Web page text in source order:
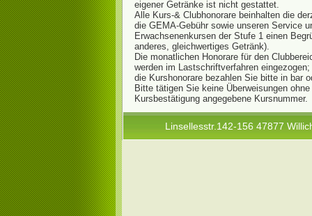
eigener Getränke ist nicht gestattet.
Alle Kurs-& Clubhonorare beinhalten die
die GEMA-Gebühr sowie unseren Service
Erwachsenenkursen der Stufe 1 einen
anderes, gleichwertiges Getränk).
Die monatlichen Honorare für den
werden im Lastschriftverfahren eingezogen;
die Kurshonorare bezahlen Sie bitte in bar
Bitte tätigen Sie keine Überweisungen
Kursbestätigung angegebene Kursnummer.
Linsellesstr.142-156 47877